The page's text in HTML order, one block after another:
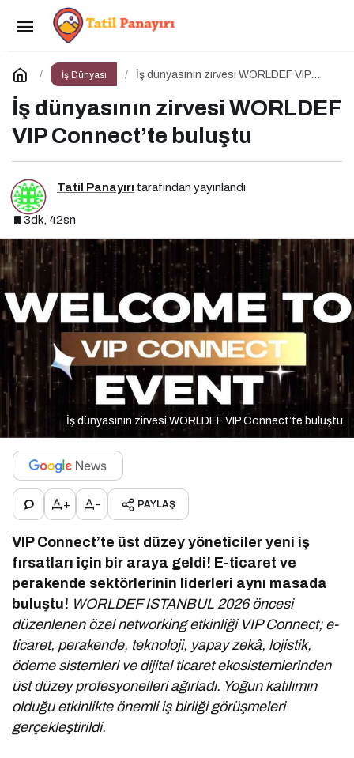
İş Dünyası
İş dünyasının zirvesi WORLDEF VIP
İş dünyasının zirvesi WORLDEF
VIP Connect’te buluştu
Tatil Panayırı tarafından yayınlandı
3dk, 42sn
İş dünyasının zirvesi WORLDEF VIP Connect’te buluştu
+ - PAYLAŞ
VIP Connect’te üst düzey yöneticiler yeni iş
fırsatları için bir araya geldi! E-ticaret ve
perakende sektörlerinin liderleri aynı masada
buluştu! WORLDEF ISTANBUL 2026 öncesi
düzenlenen özel networking etkinliği VIP Connect; e-
ticaret, perakende, teknoloji, yapay zekâ, lojistik,
ödeme sistemleri ve dijital ticaret ekosistemlerinden
üst düzey profesyonelleri ağırladı. Yoğun katılımın
olduğu etkinlikte önemli iş birliği görüşmeleri
gerçekleştirildi.
Dijital Markalaşma Hakkında Her Şey: Dijital
Markalaşma Sohbetleri Podcast Serisi
Yorum Yap